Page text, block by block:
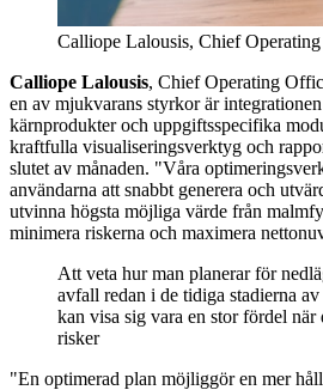
Calliope Lalousis, Chief
Calliope Lalousis, Chief Operating
en av mjukvarans styrkor är
kärnprodukter och uppgiftsspecifika
kraftfulla visualiseringsverktyg och
slutet av månaden. "Våra
användarna att snabbt generera och
utvinna högsta möjliga värde från
minimera riskerna och maximera
Att veta hur man planerar för
avfall redan i de tidiga stadierna
kan visa sig vara en stor fördel när
risker
"En optimerad plan möjliggör en mer